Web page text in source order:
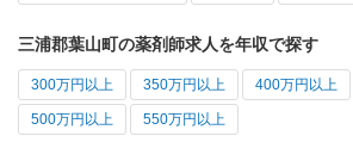
三浦郡葉山町の薬剤師求人を年収で探す
300万円以上 350万円以上 400万円以上
500万円以上 550万円以上